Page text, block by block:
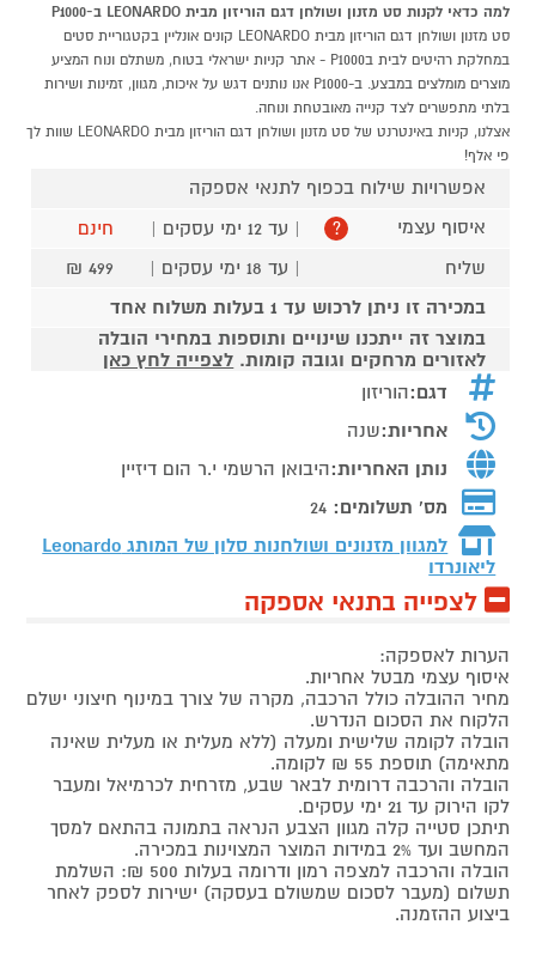
למה כדאי לקנות סט מזנון ושולחן דגם הוריזון מבית LEONARDO ב-P1000
סט מזנון ושולחן דגם הוריזון מבית LEONARDO קונים אונליין בקטגוריית סטים
במחלקת רהיטים לבית בP1000 - אתר קניות ישראלי בטוח, משתלם ונוח המציע
מוצרים מומלצים במבצע. ב-P1000 אנו נותנים דגש על איכות, מגוון, זמינות ושירות
בלתי מתפשרים לצד קנייה מאובטחת ונוחה.
אצלנו, קניות באינטרנט של סט מזנון ושולחן דגם הוריזון מבית LEONARDO שוות לך
פי אלף!
אפשרויות שילוח בכפוף לתנאי אספקה
איסוף עצמי
? | עד 12 ימי עסקים |
חינם
שליח
| עד 18 ימי עסקים |
499 ₪
במכירה זו ניתן לרכוש עד 1 בעלות משלוח אחד
במוצר זה ייתכנו שינויים ותוספות במחירי הובלה
לאזורים מרחקים וגובה קומות. לצפייה לחץ כאן
דגם:הוריזון
אחריות:שנה
נותן האחריות:היבואן הרשמי י.ר הום דיזיין
מס' תשלומים: 24
למגוון מזנונים ושולחנות סלון של המותג Leonardo
ליאונרדו
לצפייה בתנאי אספקה
הערות לאספקה:
איסוף עצמי מבטל אחריות.
מחיר ההובלה כולל הרכבה, מקרה של צורך במינוף חיצוני ישלם
הלקוח את הסכום הנדרש.
הובלה לקומה שלישית ומעלה (ללא מעלית או מעלית שאינה
מתאימה) תוספת 55 ₪ לקומה.
הובלה והרכבה דרומית לבאר שבע, מזרחית לכרמיאל ומעבר
לקו הירוק עד 21 ימי עסקים.
תיתכן סטייה קלה מגוון הצבע הנראה בתמונה בהתאם למסך
המחשב ועד 2% במידות המוצר המצוינות במכירה.
הובלה והרכבה למצפה רמון ודרומה בעלות 500 ₪: השלמת
תשלום (מעבר לסכום שמשולם בעסקה) ישירות לספק לאחר
ביצוע ההזמנה.